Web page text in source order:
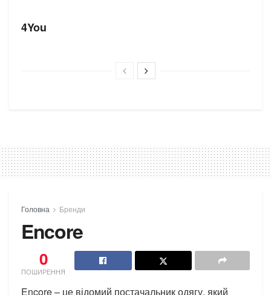
4You
Головна Бренди
Encore
0
ПОШИРЕННЯ
Encore – це відомий постачальник одягу, який